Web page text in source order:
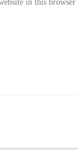
in this